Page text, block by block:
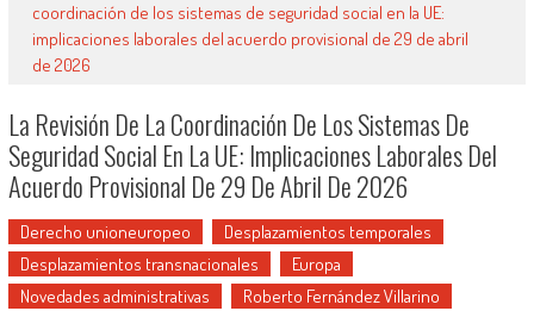
coordinación de los sistemas de seguridad social en la UE:
implicaciones laborales del acuerdo provisional de 29 de abril
de 2026
La Revisión De La Coordinación De Los Sistemas De
Seguridad Social En La UE: Implicaciones Laborales Del
Acuerdo Provisional De 29 De Abril De 2026
Derecho unioneuropeo
Desplazamientos temporales
Desplazamientos transnacionales
Europa
Novedades administrativas
Roberto Fernández Villarino